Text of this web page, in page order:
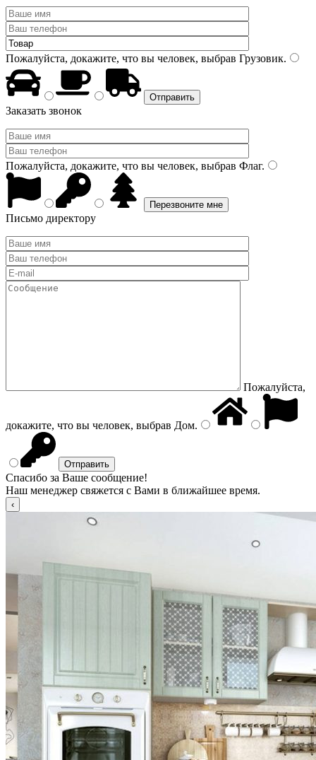
Пожалуйста, докажите, что вы человек, выбрав Грузовик.
Заказать звонок
Пожалуйста, докажите, что вы человек, выбрав Флаг.
Письмо директору
Пожалуйста,
докажите, что вы человек, выбрав Дом.
Спасибо за Ваше сообщение!
Наш менеджер свяжется с Вами в ближайшее время.